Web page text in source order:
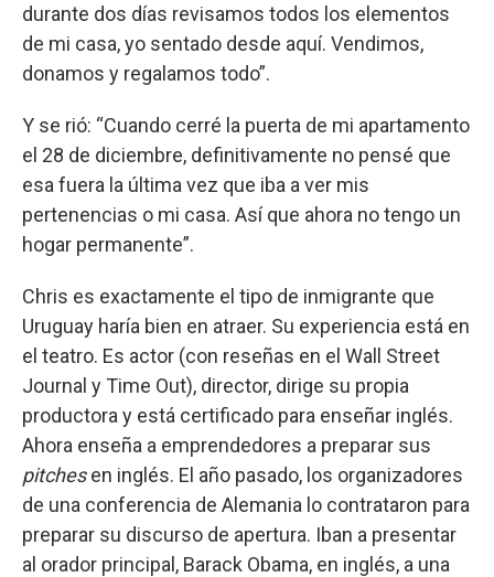
durante dos días revisamos todos los elementos
de mi casa, yo sentado desde aquí. Vendimos,
donamos y regalamos todo”.
Y se rió: “Cuando cerré la puerta de mi apartamento
el 28 de diciembre, definitivamente no pensé que
esa fuera la última vez que iba a ver mis
pertenencias o mi casa. Así que ahora no tengo un
hogar permanente”.
Chris es exactamente el tipo de inmigrante que
Uruguay haría bien en atraer. Su experiencia está en
el teatro. Es actor (con reseñas en el Wall Street
Journal y Time Out), director, dirige su propia
productora y está certificado para enseñar inglés.
Ahora enseña a emprendedores a preparar sus
pitchesen inglés. El año pasado, los organizadores
de una conferencia de Alemania lo contrataron para
preparar su discurso de apertura. Iban a presentar
al orador principal, Barack Obama, en inglés, a una